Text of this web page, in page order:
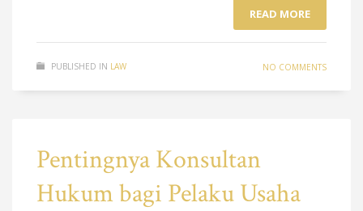
READ MORE
PUBLISHED IN LAW NO COMMENTS
Pentingnya Konsultan
Hukum bagi Pelaku Usaha